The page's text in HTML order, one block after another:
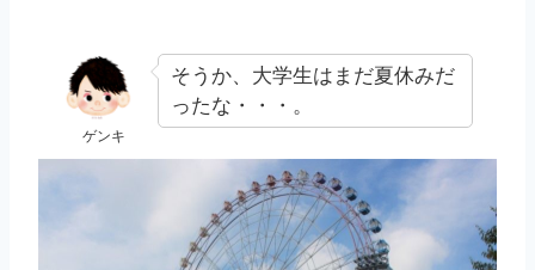
ゲンキ
そうか、大学生はまだ夏休みだ
ったな・・・。